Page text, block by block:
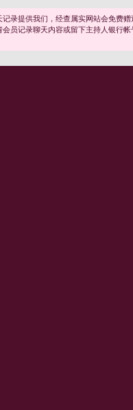
录提供我们，经查属实网站会免费赠
员记录聊天内容或留下主持人银行